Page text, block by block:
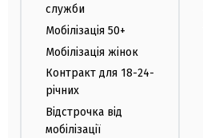
служби
Мобілізація 50+
Мобілізація жінок
Контракт для 18-24-
річних
Відстрочка від
мобілізації